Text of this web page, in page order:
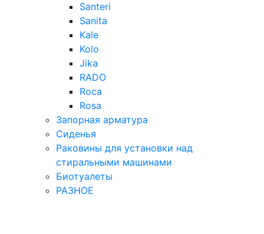
Santeri
Sanita
Kale
Kolo
Jika
RADO
Roca
Rosa
Запорная арматура
Сиденья
Раковины для установки над
стиральными машинами
Биотуалеты
РАЗНОЕ